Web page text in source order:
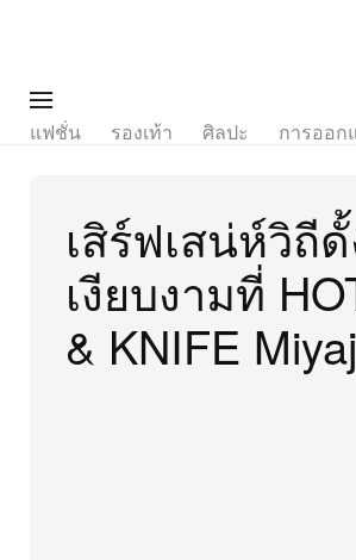
แฟชั่น รองเท้า ศิลปะ การออก
เสิร์ฟเสน่ห์วิถี
เงียบงามที่
& KNIFE